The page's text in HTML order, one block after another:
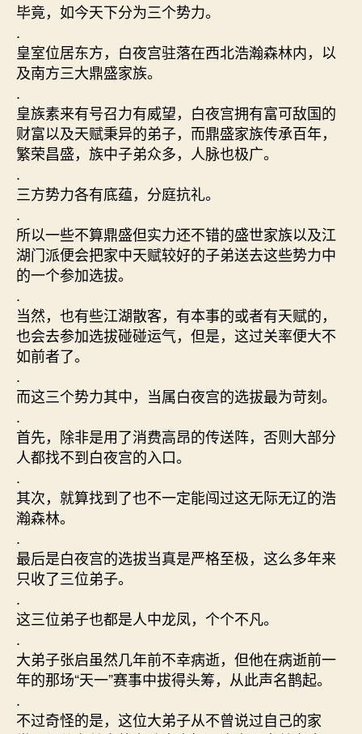
毕竟，如今天下分为三个势力。
.
皇室位居东方，白夜宫驻落在西北浩瀚森林内，以
及南方三大鼎盛家族。
.
皇族素来有号召力有威望，白夜宫拥有富可敌国的
财富以及天赋秉异的弟子，而鼎盛家族传承百年，
繁荣昌盛，族中子弟众多，人脉也极广。
.
三方势力各有底蕴，分庭抗礼。
.
所以一些不算鼎盛但实力还不错的盛世家族以及江
湖门派便会把家中天赋较好的子弟送去这些势力中
的一个参加选拔。
.
当然，也有些江湖散客，有本事的或者有天赋的，
也会去参加选拔碰碰运气，但是，这过关率便大不
如前者了。
.
而这三个势力其中，当属白夜宫的选拔最为苛刻。
.
首先，除非是用了消费高昂的传送阵，否则大部分
人都找不到白夜宫的入口。
.
其次，就算找到了也不一定能闯过这无际无辽的浩
瀚森林。
.
最后是白夜宫的选拔当真是严格至极，这么多年来
只收了三位弟子。
.
这三位弟子也都是人中龙凤，个个不凡。
.
大弟子张启虽然几年前不幸病逝，但他在病逝前一
年的那场“天一”赛事中拔得头筹，从此声名鹊起。
.
不过奇怪的是，这位大弟子从不曾说过自己的家